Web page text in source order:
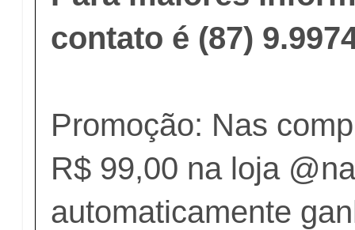
contato é (87)
Promoção: Nas
R$ 99,00 na loja
automaticamente